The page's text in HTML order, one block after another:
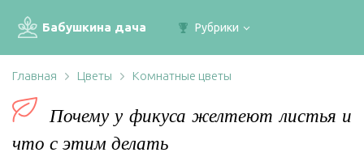
Бабушкина дача Рубрики
Главная Цветы Комнатные цветы
Почему у фикуса желтеют листья и
что с этим делать